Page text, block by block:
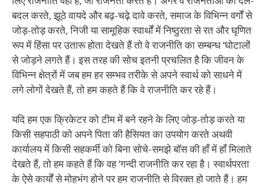
बदल करते, झूठे वायदे और बढ़-चढ़े दावे करते, समाज के विभिन्न वर्गों से
जोड़-तोड़ करते, निजी या सामूहिक स्वार्थों में निष्ठुरता से रत और घृणित
रूप में हिंसा पर उतारू होता देखते हैं तो वे राजनीति का सम्बन्ध ‘घोटालों
से जोड़ने लगते हैं। इस तरह की सोच इतनी प्रचलित है कि जीवन के
विभिन्न क्षेत्रों में जब हम हर सम्भव तरीके से अपने स्वार्थ को साधने में
लगे लोगों देखते हैं, तो हम कहते हैं कि वे राजनीति कर रहे हैं।
यदि हम एक क्रिकेटर को टीम में बने रहने के लिए जोड़-तोड़ करते या
किसी सहपाठी को अपने पिता की हैसियत का उपयोग करते अथवी
कार्यालय में किसी सहकर्मी को बिना सोचे-समझे बॉस की हाँ में हाँ मिलाते
देखते हैं, तो हम कहते हैं कि वह ‘गन्दी राजनीति कर रहा है। स्वार्थपरता
के ऐसे कार्यों से मोहभंग होने पर हम राजनीति से विरक्त हो जाते हैं। हम